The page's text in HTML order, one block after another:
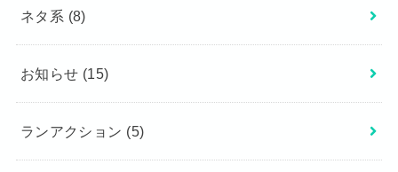
ネタ系 (8)
お知らせ (15)
ランアクション (5)